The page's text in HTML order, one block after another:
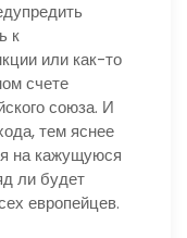
к
или как-то
счете
союза. И
тем яснее
на кажущуюся
ли будет
европейцев.